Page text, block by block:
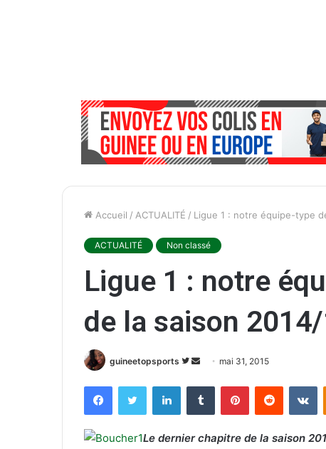
Accueil / ACTUALITÉ / Ligue 1 : notre équipe-type
ACTUALITÉ Non classé
Ligue 1 : notre
de la saison
guineetopsports
S
v
v
o
mai 31, 2015
Le dernier chapitre de la saison